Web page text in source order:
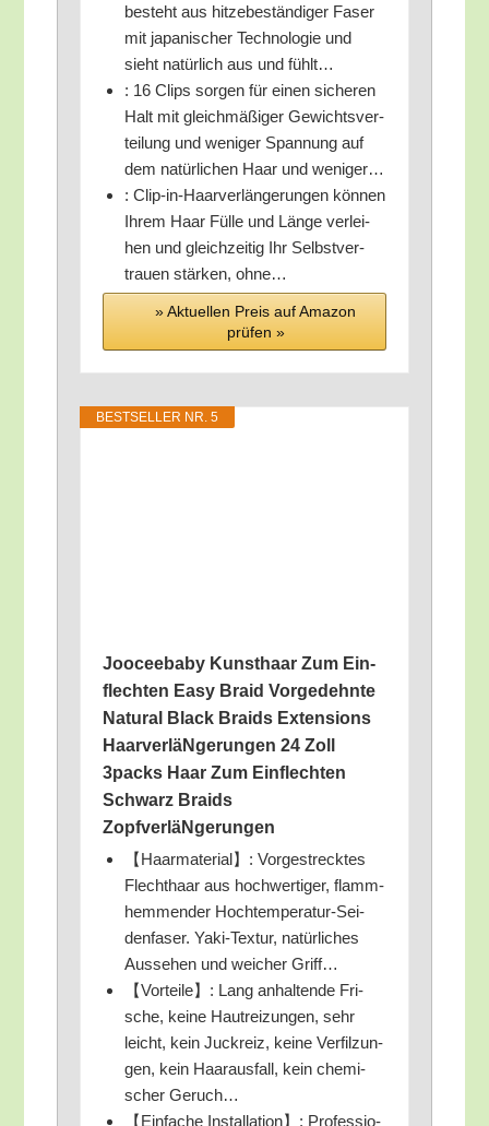
besteht aus hit­ze­be­stän­di­ger Faser
mit japa­ni­scher Tech­no­lo­gie und
sieht natür­lich aus und fühlt…
: 16 Clips sor­gen für einen siche­ren
Halt mit gleich­mä­ßi­ger Gewichts­ver­
tei­lung und weni­ger Span­nung auf
dem natür­li­chen Haar und weniger…
: Clip-in-Haar­ver­län­ge­run­gen kön­nen
Ihrem Haar Fül­le und Län­ge ver­lei­
hen und gleich­zei­tig Ihr Selbst­ver­
trau­en stär­ken, ohne…
» Aktu­el­len Preis auf Ama­zon
prü­fen »
BEST­SEL­LER NR. 5
Joo­cee­ba­by Kunst­haar Zum Ein­
flech­ten Easy Braid Vor­ge­dehn­te
Natu­ral Black Braids Exten­si­ons
Haar­ver­läN­ge­run­gen 24 Zoll
3packs Haar Zum Ein­flech­ten
Schwarz Braids
ZopfverläNgerungen
【Haar­ma­te­ri­al】: Vor­ge­streck­tes
Flecht­haar aus hoch­wer­ti­ger, flamm­
hem­men­der Hoch­tem­pe­ra­tur-Sei­
den­fa­ser. Yaki-Tex­tur, natür­li­ches
Aus­se­hen und wei­cher Griff…
【Vor­tei­le】: Lang anhal­ten­de Fri­
sche, kei­ne Haut­rei­zun­gen, sehr
leicht, kein Juck­reiz, kei­ne Ver­fil­zun­
gen, kein Haar­aus­fall, kein che­mi­
scher Geruch…
【Ein­fa­che Instal­la­ti­on】: Pro­fes­sio­